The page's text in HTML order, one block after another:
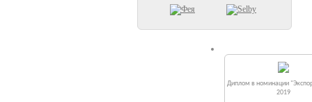
Диплом в номинации
2019